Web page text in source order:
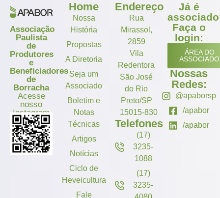
Associação
Paulista
de
Produtores
e
Beneficiadores
de
Borracha
Acesse
nosso
Instagram
Home
Nossa
História
Propostas
A Diretoria
Seja um
Associado
Boletim e
Notas
Técnicas
Artigos
Notícias
Ciclo de
Heveicultura
Fale
Endereço
Rua
Mirassol,
2859
Vila
Redentora
São José
do Rio
Preto/SP
15015-830
Telefones
(17)
3235-
1088
(17)
3235-
Já é
Faça o
login:
ÁREA DO
ASSOCIADO
Nossas
Redes:
@apaborsp
/apabor
/apabor